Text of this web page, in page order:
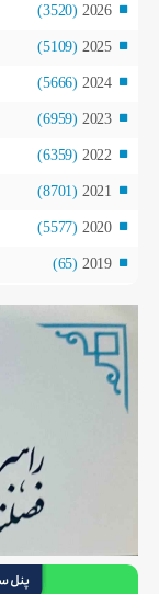
2026
(3520)
2025
(5109)
2024
(5666)
2023
(6959)
2022
(6359)
2021
(8701)
2020
(5577)
2019
(65)